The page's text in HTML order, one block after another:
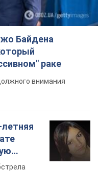
Байдена
раке
внимания